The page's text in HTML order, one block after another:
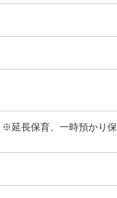
延長保育、一時預かり